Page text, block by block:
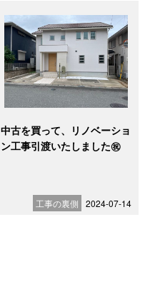
中古を買って、リノベーショ
ン工事引渡いたしました㊗
工事の裏側 2024-07-14